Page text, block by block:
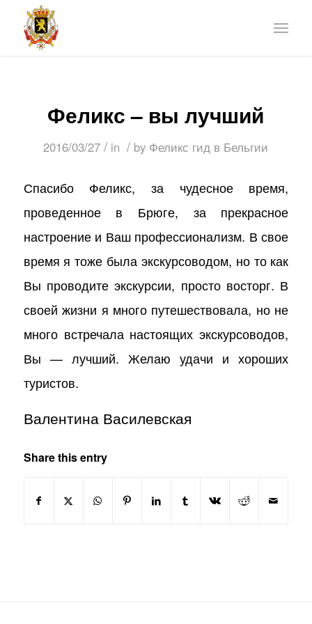
Феликс – вы лучший
2016/03/27 / in / by Феликс гид в Бельгии
Спасибо Феликс, за чудесное время,
проведенное в Брюге, за прекрасное
настроение и Ваш профессионализм. В свое
время я тоже была экскурсоводом, но то как
Вы проводите экскурсии, просто восторг. В
своей жизни я много путешествовала, но не
много встречала настоящих экскурсоводов,
Вы — лучший. Желаю удачи и хороших
туристов.
Валентина Василевская
Share this entry